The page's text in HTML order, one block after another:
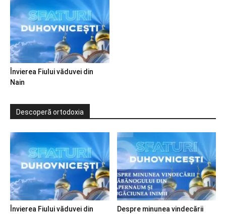
Învierea Fiului văduvei din
Nain
Descoperă ortodoxia
Învierea Fiului văduvei din
Despre minunea vindecării